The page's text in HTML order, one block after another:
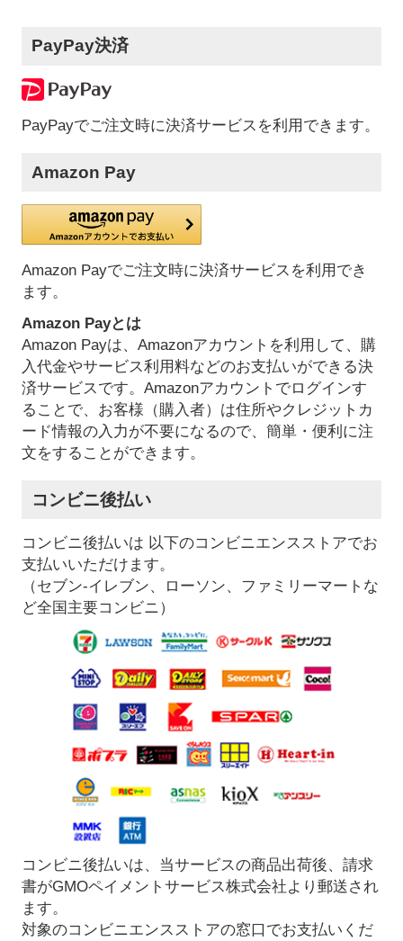
PayPay決済
PayPayでご注文時に決済サービスを利用できます。
Amazon Pay
Amazon Payでご注文時に決済サービスを利用でき
ます。
Amazon Payとは
Amazon Payは、Amazonアカウントを利用して、購
入代金やサービス利用料などのお支払いができる決
済サービスです。Amazonアカウントでログインす
ることで、お客様（購入者）は住所やクレジットカ
ード情報の入力が不要になるので、簡単・便利に注
文をすることができます。
コンビニ後払い
コンビニ後払いは 以下のコンビニエンスストアでお
支払いいただけます。
（セブン-イレブン、ローソン、ファミリーマートな
ど全国主要コンビニ）
コンビニ後払いは、当サービスの商品出荷後、請求
書がGMOペイメントサービス株式会社より郵送され
ます。
対象のコンビニエンスストアの窓口でお支払いくだ